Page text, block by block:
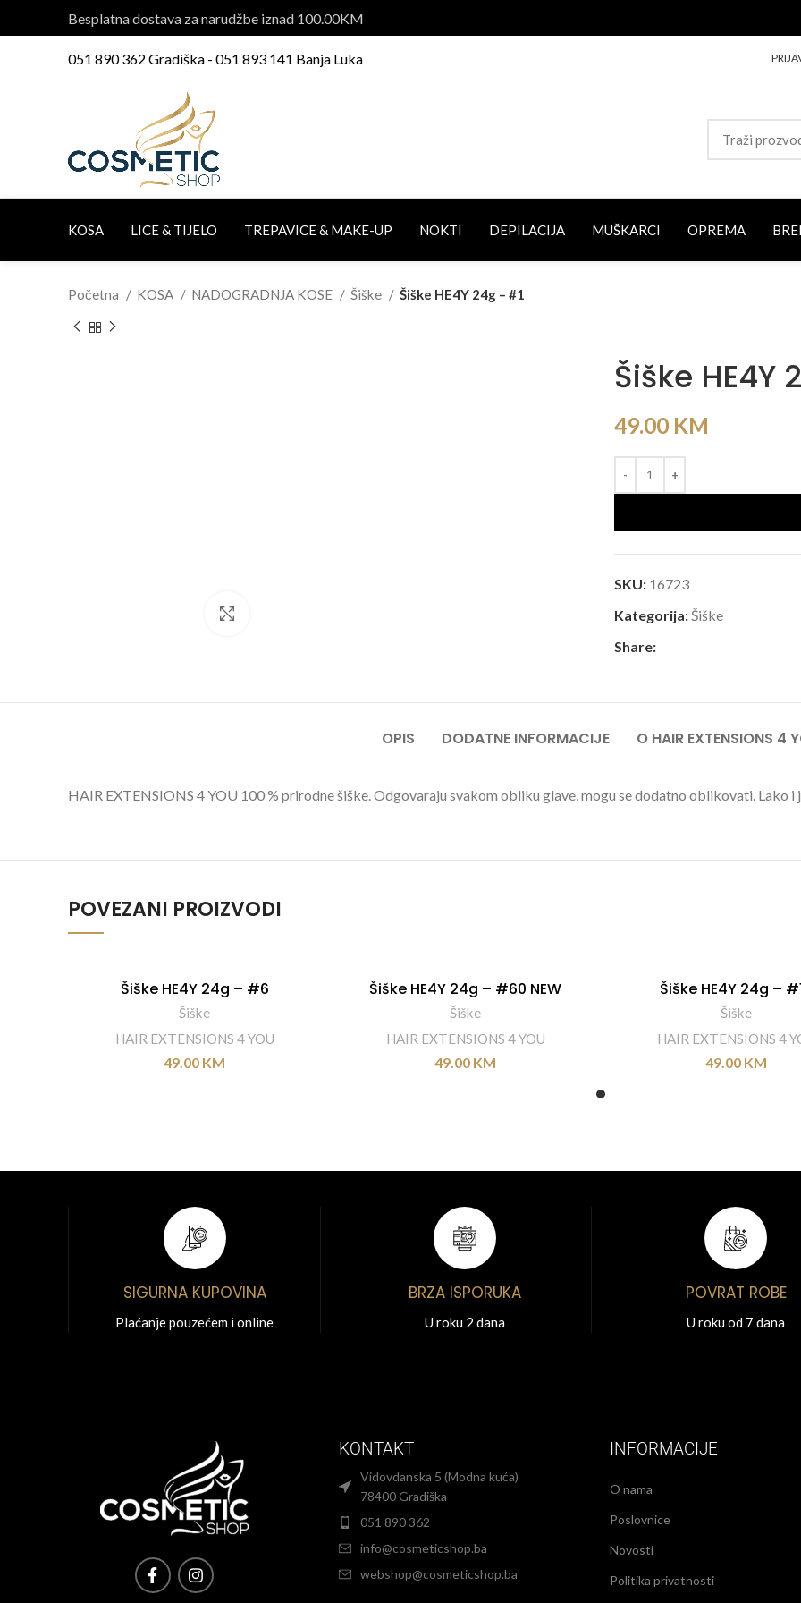
051 890 362 Gradiška - 051 893 141 Banja Luka
KOSA LICE & TIJELO TREPAVICE & MAKE-UP NOKTI DEPILACIJA MUŠKARCI OPREMA
Početna KOSA NADOGRADNJA KOSE Šiške Šiške HE4Y 24g – #1
Šiške HE4Y
49.00 KM
SKU: 16723
Kategorija: Šiške
Share:
OPIS DODATNE INFORMACIJE O HAIR EXTENSIONS 4
HAIR EXTENSIONS 4 YOU 100 % prirodne šiške. Odgovaraju svakom obliku glave, mogu se dodatno oblikovati. Lako i
POVEZANI PROIZVODI
DODAJ U KORPU
Šiške HE4Y 24g – #6
Šiške
HAIR EXTENSIONS 4 YOU
49.00 KM
DODAJ U KORPU
Šiške HE4Y 24g – #60 NEW
Šiške
HAIR EXTENSIONS 4 YOU
49.00 KM
DODAJ U KORPU
Šiške HE4Y 24g –
Šiške
HAIR EXTENSIONS 4
49.00 KM
SIGURNA KUPOVINA
Plaćanje pouzećem i online
BRZA ISPORUKA
U roku 2 dana
POVRAT ROBE
U roku od 7 dana
KONTAKT
Vidovdanska 5 (Modna kuća)
78400 Gradiška
051 890 362
info@cosmeticshop.ba
webshop@cosmeticshop.ba
INFORMACIJE
O nama
Poslovnice
Novosti
Politika privatnosti
Besplatna dostava za narudžbe iznad 100.00KM